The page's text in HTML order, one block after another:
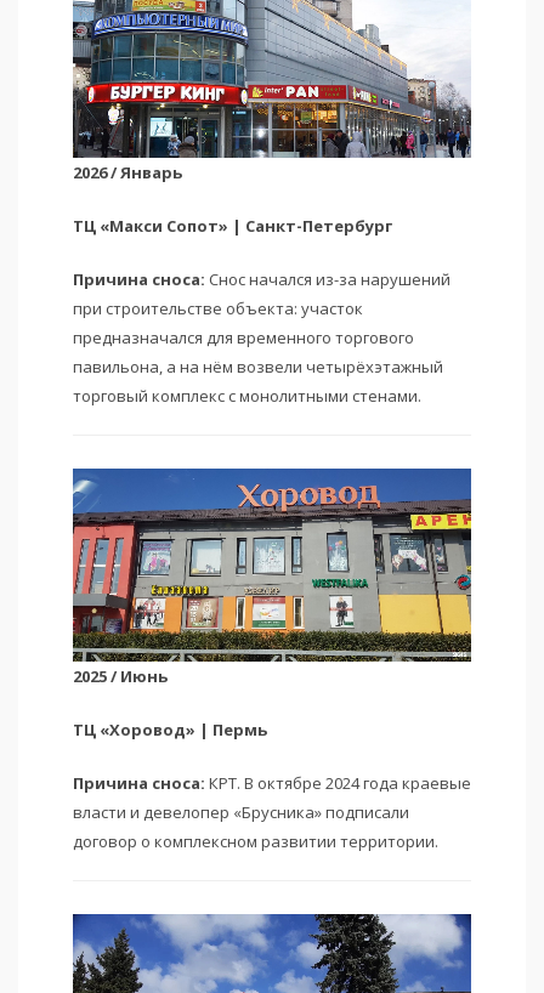
2026 / Январь
ТЦ «Макси Сопот» | Санкт-Петербург
Причина сноса: Снос начался из-за нарушений
при строительстве объекта: участок
предназначался для временного торгового
павильона, а на нём возвели четырёхэтажный
торговый комплекс с монолитными стенами.
2025 / Июнь
ТЦ «Хоровод» | Пермь
Причина сноса: КРТ. В октябре 2024 года краевые
власти и девелопер «Брусника» подписали
договор о комплексном развитии территории.